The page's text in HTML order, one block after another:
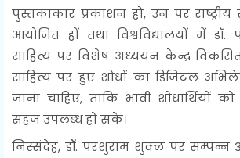
पुस्तकाकार प्रकाशन हो, उन पर राष्ट्रीय
आयोजित हों तथा विश्वविद्यालयों में
साहित्य पर विशेष अध्ययन केन्द्र
साहित्य पर हुए शोधों का डिजिटल
जाना चाहिए, ताकि भावी शोधार्थियों को
सहज उपलब्ध हो सके।
निस्संदेह, डॉ. परशुराम शुक्ल पर सम्पन्न